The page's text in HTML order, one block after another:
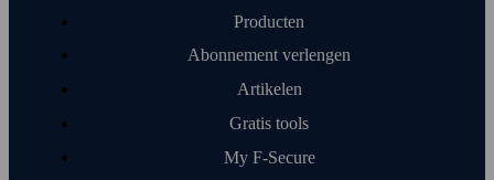
Producten
Abonnement verlengen
Artikelen
Gratis tools
My F‑Secure